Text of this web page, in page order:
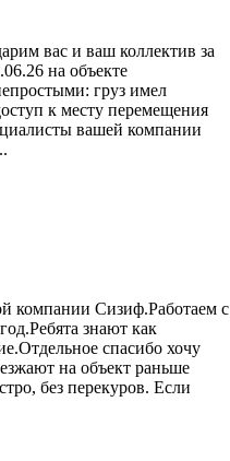
вас и ваш коллектив за
на объекте
груз имел
к месту перемещения
вашей компании
компании Сизиф.Работаем с
знают как
спасибо хочу
на объект раньше
без перекуров. Если